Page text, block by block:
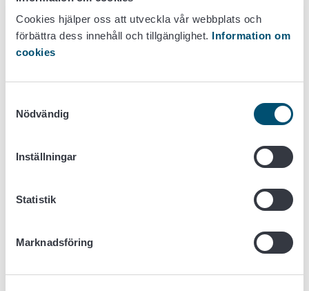
Cookies hjälper oss att utveckla vår webbplats och
förbättra dess innehåll och tillgänglighet. Information om
cookies
Nödvändig
Inställningar
Statistik
Marknadsföring
Bild av produkten:
(Bild: Tapola Oy)